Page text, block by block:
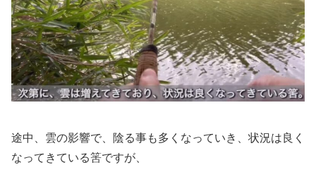
途中、雲の影響で、陰る事も多くなっていき、状況は良く
なってきている筈ですが、